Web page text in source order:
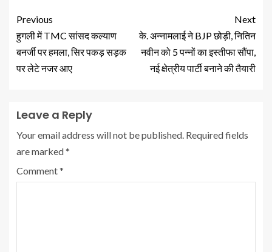
Previous
हुगली में TMC सांसद कल्याण
बनर्जी पर हमला, सिर पकड़ सड़क
पर लेटे नजर आए
Next
के. अन्नामलाई ने BJP छोड़ी, नितिन
नवीन को 5 पन्नों का इस्तीफा सौंपा,
नई क्षेत्रीय पार्टी बनाने की तैयारी
Leave a Reply
Your email address will not be published. Required fields
are marked*
Comment*